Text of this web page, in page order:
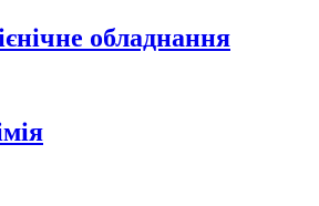
обладнання